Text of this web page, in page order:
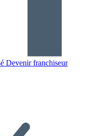
Devenir franchiseur